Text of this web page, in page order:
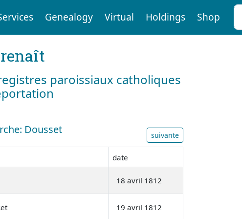
Genealogy Virtual Holdings Shop
paroissiaux catholiques
Dousset suivante
date
18 avril 1812
19 avril 1812